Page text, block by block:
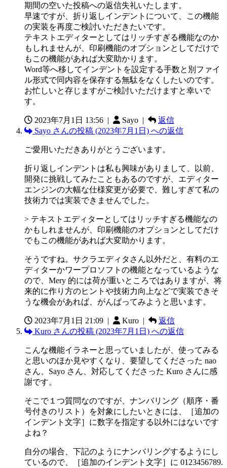
期間の空いた投稿への返信失礼いたします。
早速ですが、折り返しインデントについて、この機能
の実装を再度ご検討いただきたいです。
テキストエディターとしてはリッチすぎる機能なのか
もしれませんが、印刷機能のオプションとしてだけで
もこの機能があれば大変助かります。
Word等へ移してインデントを設定する手数と別ファイ
ル形式で同内容を保存する無駄をなくしたいのです。
お忙しいと存じますがご検討いただけますと幸いで
す。
2023年7月1日 13:56 | Sayo |
返信
Sayo さんの投稿 (2023年7月1日) への返信
ご愛用いただきありがとうございます。
折り返しインデントは私も興味がありまして、以前、
開発に挑戦してみたこともあるのですが、エディター
エンジンの大幅な仕様変更が必要で、難しすぎて私の
技術力では実装できませんでした。
> テキストエディターとしてはリッチすぎる機能なの
かもしれませんが、印刷機能のオプションとしてだけ
でもこの機能があれば大変助かります。
そうですね。サクラエディタさん以外だと、有料のエ
ディターかワープロソフトの機能となっているような
ので、Mery 的には荷が重いところではありますが、将
来的に作り方のヒントや技術力向上などで実装できそ
うな機会があれば、がんばってみようと思います。
2023年7月1日 21:09 | Kuro |
返信
Kuro さんの投稿 (2023年7月1日) への返信
こんな機能イラネーと思っていましたが、使ってみる
と思いのほか見やすくなり、要望してくださった nao
さん、Sayo さん、対応してくださった Kuro さんに感
謝です。
そこで１つ質問なのですが、ナンバリング（順序・番
号付きのリスト）を対象にしたいときには、［追加の
インデント文字］に数字を指定する以外にはないです
よね？
自分の場合、下記のようにナンバリングするようにし
ているので、［追加のインデント文字］に 0123456789.